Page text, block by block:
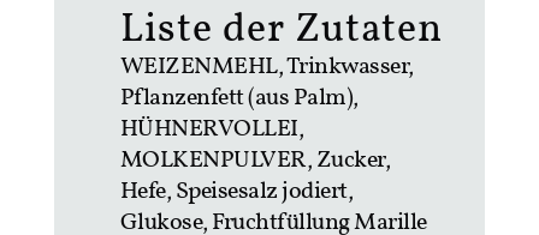
Liste der Zutaten
WEIZENMEHL, Trinkwasser,
Pflanzenfett (aus Palm),
HÜHNERVOLLEI,
MOLKENPULVER, Zucker,
Hefe, Speisesalz jodiert,
Glukose, Fruchtfüllung Marille